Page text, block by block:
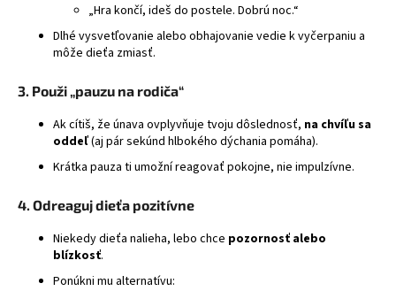
„Hra končí, ideš do postele. Dobrú noc.“
Dlhé vysvetľovanie alebo obhajovanie vedie k vyčerpaniu a
môže dieťa zmiasť.
3. Použi „pauzu na rodiča“
Ak cítiš, že únava ovplyvňuje tvoju dôslednosť, na chvíľu sa
oddeľ(aj pár sekúnd hlbokého dýchania pomáha).
Krátka pauza ti umožní reagovať pokojne, nie impulzívne.
4. Odreaguj dieťa pozitívne
Niekedy dieťa nalieha, lebo chce pozornosť alebo
blízkosť.
Ponúkni mu alternatívu:
HĽADAŤ